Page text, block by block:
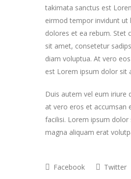
takimata sanctus est
eirmod tempor invidunt ut
dolores et ea rebum. Stet
sit amet, consetetur
diam voluptua. At vero
est Lorem ipsum dolor sit
Duis autem vel eum iriure
at vero eros et accumsan
facilisi. Lorem ipsum
magna aliquam erat
Facebook Twitter